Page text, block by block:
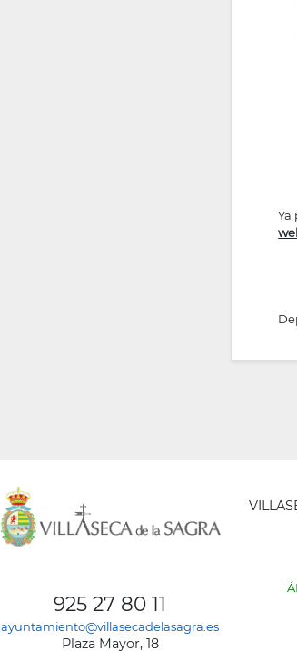
Ya
925 27 80 11
ayuntamiento@villasecadelasagra.es
Plaza Mayor, 18